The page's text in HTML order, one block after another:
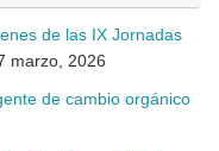
de las IX Jornadas
marzo, 2026
de cambio orgánico